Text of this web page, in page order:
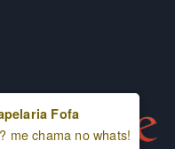
Fofa
me chama no whats!